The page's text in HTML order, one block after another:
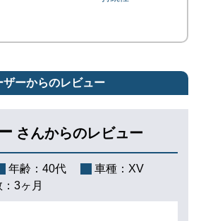
ザーからのレビュー
さんからのレビュー
年齢： 40代 車種： XV
3ヶ月